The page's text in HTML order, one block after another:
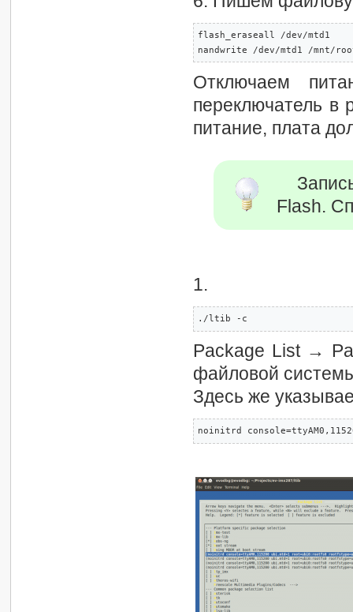
flash_eraseall /dev/mtd1
nandwrite /dev/mtd1 /mnt/
Отключаем
переключатель в
питание, плата
Flash.
1.
./ltib -c
Package List →
файловой
Здесь же
noinitrd